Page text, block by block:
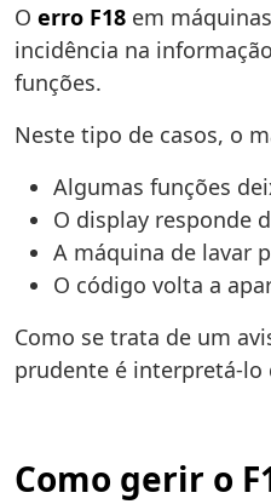
O erro F18 em
incidência na
funções.
Neste tipo de casos, o
Algumas funções
O display responde
A máquina de lavar
O código volta a
Como se trata de um
prudente é interpretá-lo
Como gerir o